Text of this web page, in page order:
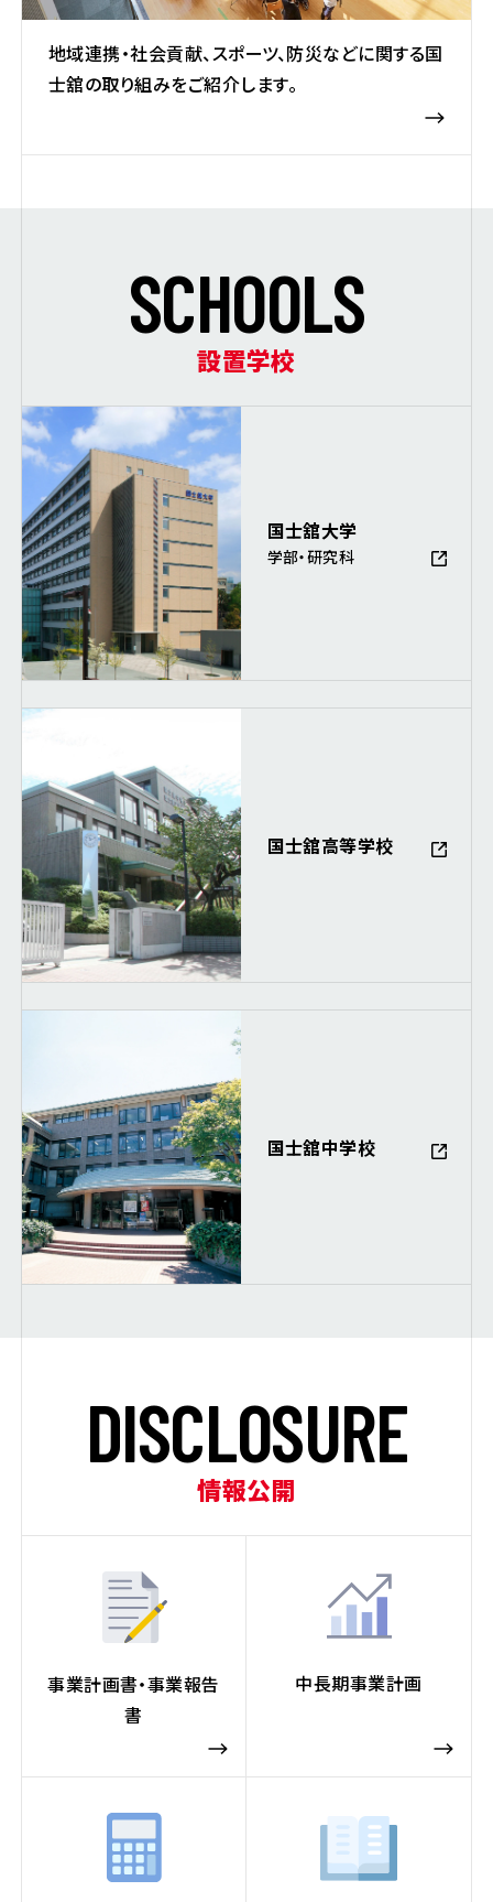
地域連携・社会貢献、スポーツ、防災などに関する国
士舘の取り組みをご紹介します。
SCHOOLS
設置学校
国士舘大学
学部・研究科
国士舘高等学校
国士舘中学校
DISCLOSURE
情報公開
事業計画書・事業報告
書
中長期事業計画